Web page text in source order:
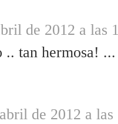
de 2012 a las
tan hermosa! ...
de 2012 a las